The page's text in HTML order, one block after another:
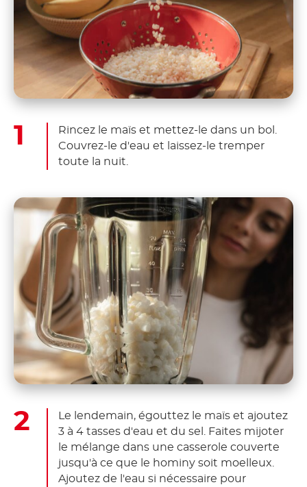
Rincez le maïs et mettez-le dans un bol.
Couvrez-le d'eau et laissez-le tremper
toute la nuit.
Le lendemain, égouttez le maïs et ajoutez
3 à 4 tasses d'eau et du sel. Faites mijoter
le mélange dans une casserole couverte
jusqu'à ce que le hominy soit moelleux.
Ajoutez de l'eau si nécessaire pour